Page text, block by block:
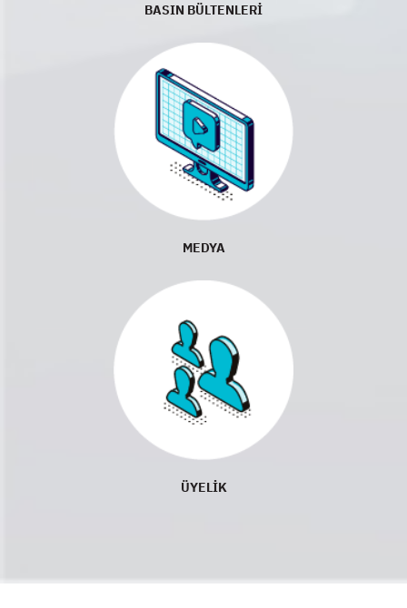
BASIN BÜLTENLERİ
MEDYA
ÜYELİK